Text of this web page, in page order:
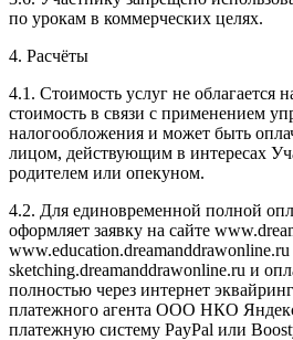
по урокам в коммерческих целях.
4. Расчёты
4.1. Cтоимость услуг не облагается
стоимость в связи с применением
налогообложения и может быть
лицом, действующим в интересах
родителем или опекуном.
4.2. Для единовременной полной
оформляет заявку на сайте
www.education.dreamanddrawonline.ru
sketching.dreamanddrawonline.ru и
полностью через интернет
платежного агента ООО НКО
платежную систему PayPal или